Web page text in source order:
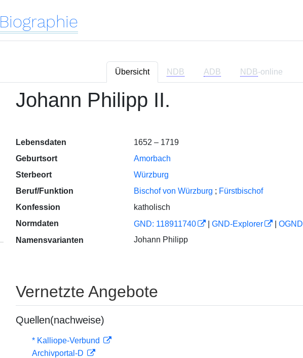
Biographie
Übersicht NDB ADB NDB-online
Johann Philipp II.
Lebensdaten
1652 – 1719
Geburtsort
Amorbach
Sterbeort
Würzburg
Beruf/Funktion
Bischof von Würzburg ; Fürstbischof
Konfession
katholisch
Normdaten
GND: 118911740 GND-Explorer OGND
Namensvarianten
Johann Philipp
Vernetzte Angebote
Quellen(nachweise)
* Kalliope-Verbund
Archivportal-D